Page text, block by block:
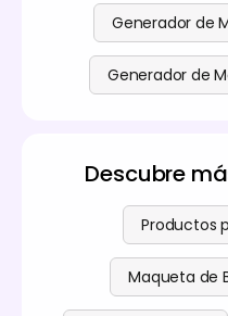
Generador de
Generador de
Descubre
Productos
Maqueta de